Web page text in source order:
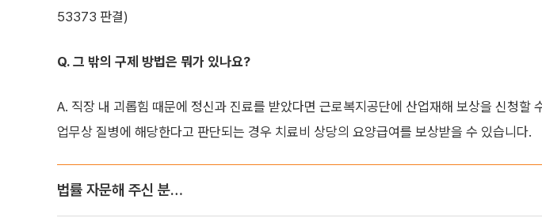
53373 판결)
Q. 그 밖의 구제 방법은 뭐가 있나요?
A. 직장 내 괴롭힘 때문에 정신과 진료를 받았다면 근로복지공단에 산업재해 보상을 신청할
업무상 질병에 해당한다고 판단되는 경우 치료비 상당의 요양급여를 보상받을 수 있습니다.
법률 자문해 주신 분…